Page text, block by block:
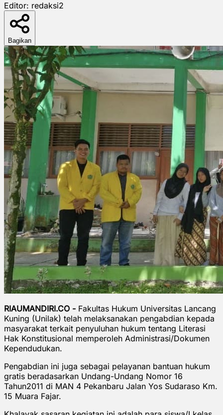
Editor: redaksi2
Bagikan
RIAUMANDIRI.CO - Fakultas Hukum Universitas Lancang
Kuning (Unilak) telah melaksanakan pengabdian kepada
masyarakat terkait penyuluhan hukum tentang Literasi
Hak Konstitusional memperoleh Administrasi/Dokumen
Kependudukan.
Pengabdian ini juga sebagai pelayanan bantuan hukum
gratis beradasarkan Undang-Undang Nomor 16
Tahun2011 di MAN 4 Pekanbaru Jalan Yos Sudaraso Km.
15 Muara Fajar.